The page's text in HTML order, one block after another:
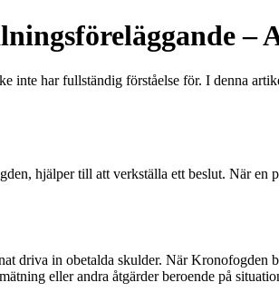
–
inte har fullständig förståelse för. I denna
hjälper till att verkställa ett beslut. När en
driva in obetalda skulder. När
eller andra åtgärder beroende på